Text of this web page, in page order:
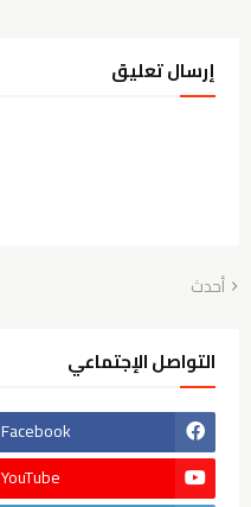
إرسال تعليق
أحدث
التواصل الإجتماعي
Facebook
YouTube